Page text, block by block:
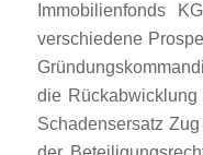
Immobilienfonds
verschiedene
die
Schadensersatz